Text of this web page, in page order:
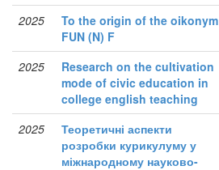
2025
To the origin of the oikonym
FUN (N) F
2025
Research on the cultivation
mode of civic education in
college english teaching
2025
Теоретичні аспекти
розробки курикулуму у
міжнародному науково-